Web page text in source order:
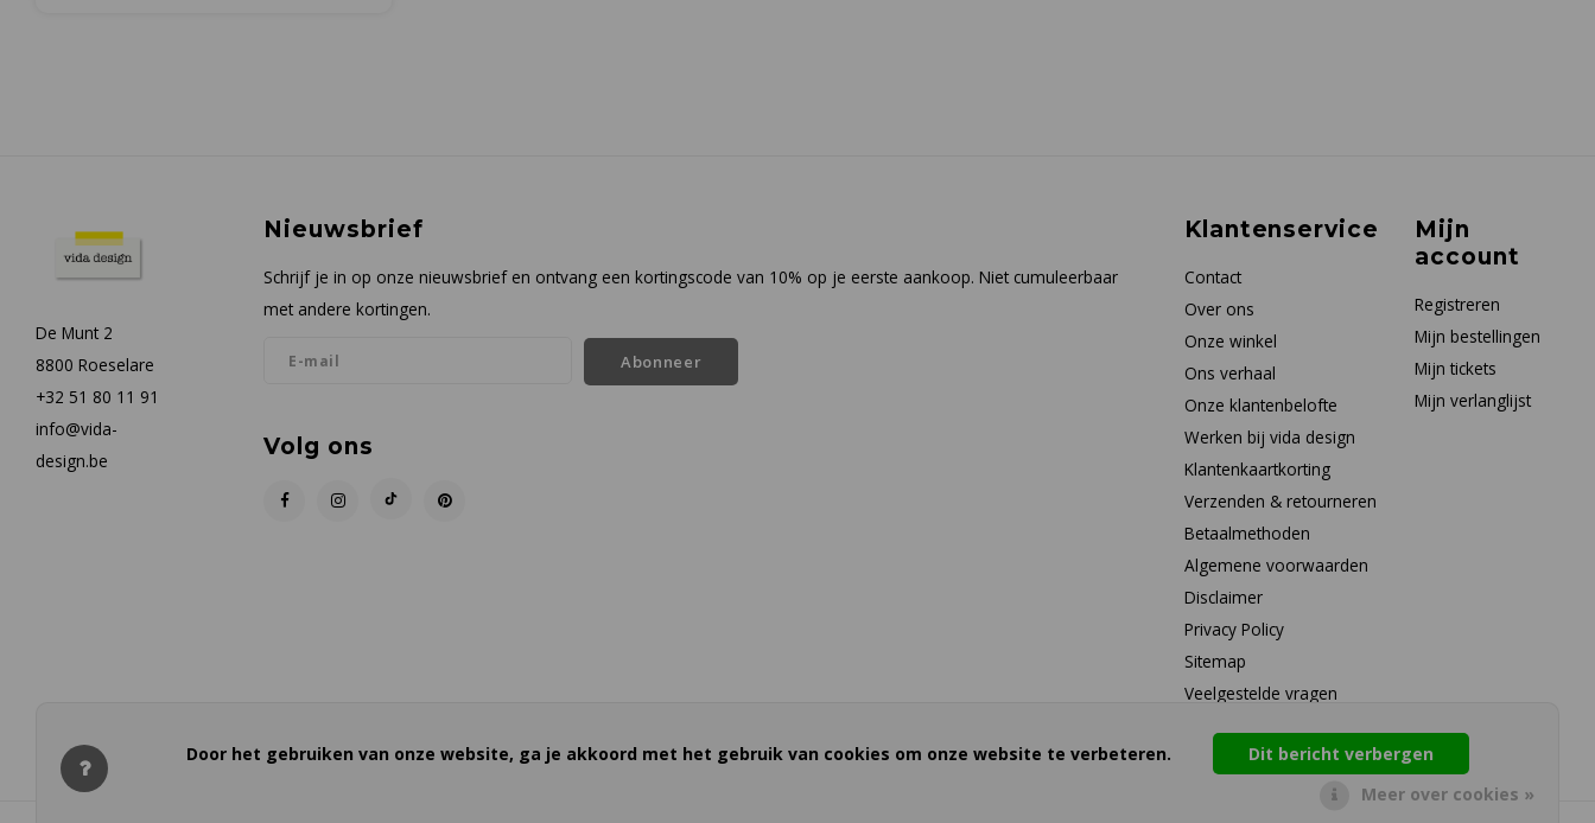
De Munt 2
8800 Roeselare
+32 51 80 11 91
info@vida-
design.be
Nieuwsbrief
Schrijf je in op onze nieuwsbrief en ontvang een kortingscode van 10% op je eerste aankoop. Niet cumuleerbaar
met andere kortingen.
Abonneer
Volg ons
Klantenservice
Contact
Over ons
Onze winkel
Ons verhaal
Onze klantenbelofte
Werken bij vida design
Klantenkaartkorting
Verzenden & retourneren
Betaalmethoden
Algemene voorwaarden
Disclaimer
Privacy Policy
Sitemap
Veelgestelde vragen
Mijn
account
Registreren
Mijn bestellingen
Mijn tickets
Mijn verlanglijst
Door het gebruiken van onze website, ga je akkoord met het gebruik van cookies om onze website te verbeteren.
Dit bericht verbergen
Meer over cookies »
LOYALTY